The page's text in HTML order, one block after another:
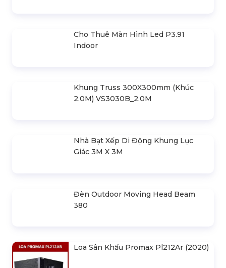
SẢN PHẨM LIÊN QUAN
Indoor
Khung Truss 300X300mm (Khúc
2.0M) VS3030B_2.0M